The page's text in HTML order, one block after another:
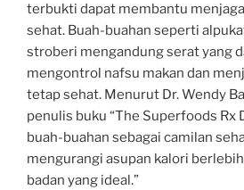
terbukti dapat membantu
sehat. Buah-buahan seperti
stroberi mengandung serat yang
mengontrol nafsu makan dan
tetap sehat. Menurut Dr. Wendy
penulis buku “The Superfoods Rx
buah-buahan sebagai camilan
mengurangi asupan kalori
badan yang ideal.”